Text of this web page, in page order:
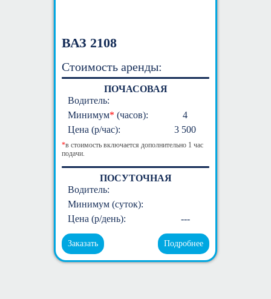
ВАЗ 2108
Стоимость аренды:
ПОЧАСОВАЯ
Водитель:
Минимум* (часов):
4
Цена (р/час):
3 500
*в стоимость включается дополнительно 1 час
подачи.
ПОСУТОЧНАЯ
Водитель:
Минимум (суток):
Цена (р/день):
---
Заказать Подробнее